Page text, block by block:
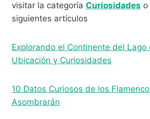
visitar la categoría Curiosidades
siguientes artículos
Explorando el Continente del Lago
Ubicación y Curiosidades
10 Datos Curiosos de los
Asombrarán